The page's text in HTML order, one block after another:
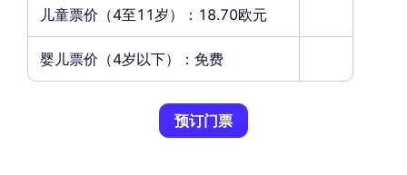
儿童票价（4至11岁）：18.70欧元
婴儿票价（4岁以下）：免费
预订门票